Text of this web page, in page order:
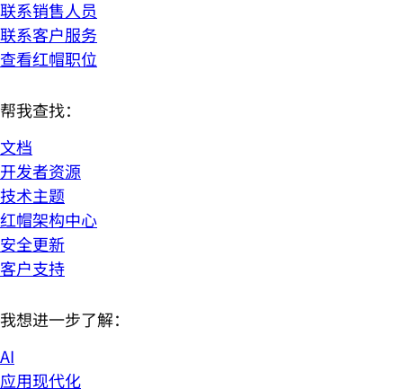
联系销售人员
联系客户服务
查看红帽职位
帮我查找：
文档
开发者资源
技术主题
红帽架构中心
安全更新
客户支持
我想进一步了解：
AI
应用现代化